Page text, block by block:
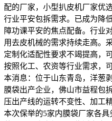
配的厂家，小型扒皮机厂家优
行业平安包拆需求。已成为降
障功课平安的焦点配备。行业
用去皮机械的需求持续走高。
定制化适配性要求不竭提高，
按照化工、农资等行业需求，
本消息：位于山东青岛，洋葱
膜袋出产企业，佛山市益程包
压出产线的运转不变性、加工
本次保举的5家内膜袋厂家各